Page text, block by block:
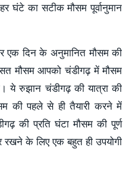
घंटे का सटीक मौसम पूर्वानुमान
एक दिन के अनुमानित मौसम की
मौसम आपको चंडीगढ़ में मौसम
रुझान चंडीगढ़ की यात्रा की
की पहले से ही तैयारी करने में
की प्रति घंटा मौसम की पूर्ण
रखने के लिए एक बहुत ही उपयोगी